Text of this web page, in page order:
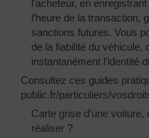
l’acheteur, en
l’heure de la transaction,
sanctions futures. Vous
de la fiabilité du véhicule,
instantanément l’identité
Consultez ces guides
public.fr/particuliers/
Carte grise d’une
réaliser ?